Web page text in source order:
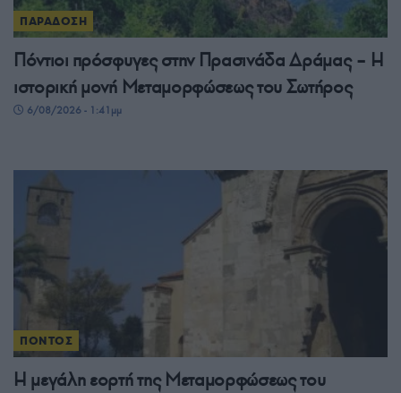
ΠΑΡΑΔΟΣΗ
Πόντιοι πρόσφυγες στην Πρασινάδα Δράμας – Η
ιστορική μονή Μεταμορφώσεως του Σωτήρος
6/08/2026 - 1:41μμ
ΠΟΝΤΟΣ
Η μεγάλη εορτή της Μεταμορφώσεως του